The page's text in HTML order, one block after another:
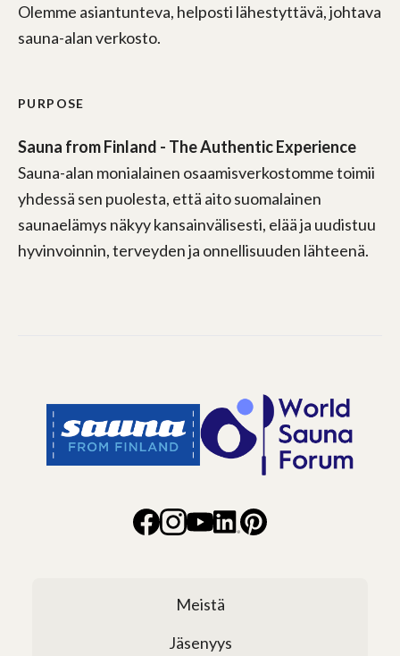
Olemme asiantunteva, helposti lähestyttävä, johtava
sauna-alan verkosto.
PURPOSE
Sauna from Finland - The Authentic Experience
Sauna-alan monialainen osaamisverkostomme toimii
yhdessä sen puolesta, että aito suomalainen
saunaelämys näkyy kansainvälisesti, elää ja uudistuu
hyvinvoinnin, terveyden ja onnellisuuden lähteenä.
Meistä
Jäsenyys